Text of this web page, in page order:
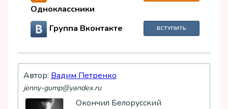
Одноклассники
Группа Вконтакте ВСТУПИТЬ
Автор: Вадим Петренко
jenny-gump@yandex.ru
Окончил Белорусский